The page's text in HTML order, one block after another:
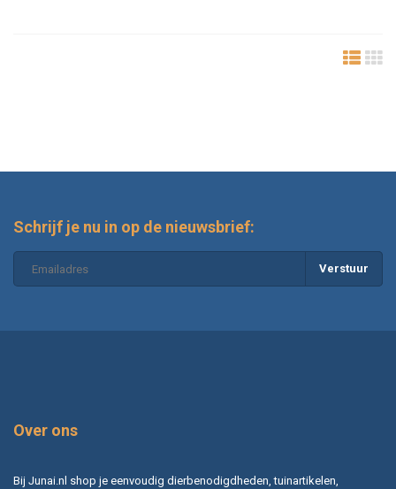
Schrijf je nu in op de nieuwsbrief:
Verstuur
Over ons
Bij Junai.nl shop je eenvoudig dierbenodigdheden, tuinartikelen,